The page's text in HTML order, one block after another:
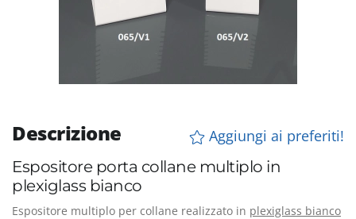
Descrizione
Aggiungi ai preferiti!
Espositore porta collane multiplo in
plexiglass bianco
Espositore multiplo per collane realizzato in plexiglass bianco